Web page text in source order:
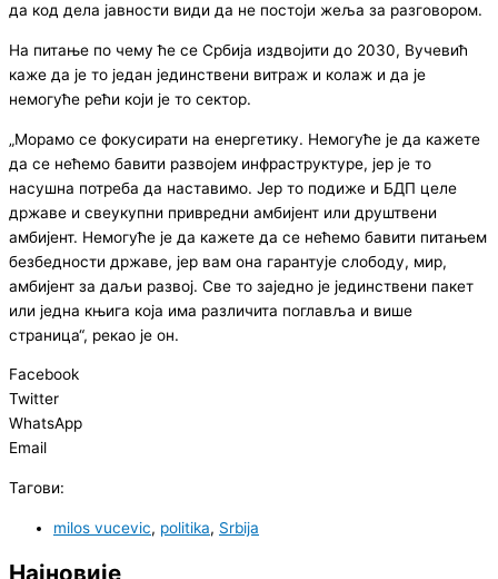
да код дела јавности види да не постоји жеља за разговором.
На питање по чему ће се Србија издвојити до 2030, Вучевић
каже да је то један јединствени витраж и колаж и да је
немогуће рећи који је то сектор.
„Морамо се фокусирати на енергетику. Немогуће је да кажете
да се нећемо бавити развојем инфраструктуре, јер је то
насушна потреба да наставимо. Јер то подиже и БДП целе
државе и свеукупни привредни амбијент или друштвени
амбијент. Немогуће је да кажете да се нећемо бавити питањем
безбедности државе, јер вам она гарантује слободу, мир,
амбијент за даљи развој. Све то заједно је јединствени пакет
или једна књига која има различита поглавља и више
страница“, рекао је он.
Facebook
Twitter
WhatsApp
Email
Тагови:
milos vucevic, politika, Srbija
Најновије